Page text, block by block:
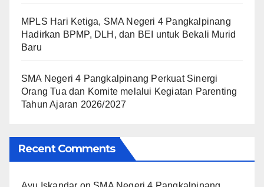
MPLS Hari Ketiga, SMA Negeri 4 Pangkalpinang
Hadirkan BPMP, DLH, dan BEI untuk Bekali Murid
Baru
SMA Negeri 4 Pangkalpinang Perkuat Sinergi
Orang Tua dan Komite melalui Kegiatan Parenting
Tahun Ajaran 2026/2027
Recent Comments